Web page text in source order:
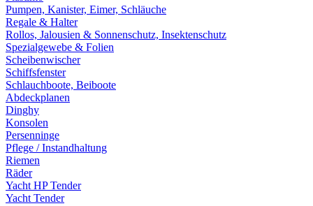
Pumpen, Kanister, Eimer, Schläuche
Regale & Halter
Rollos, Jalousien & Sonnenschutz, Insektenschutz
Spezialgewebe & Folien
Scheibenwischer
Schiffsfenster
Schlauchboote, Beiboote
Abdeckplanen
Dinghy
Konsolen
Persenninge
Pflege / Instandhaltung
Riemen
Räder
Yacht HP Tender
Yacht Tender